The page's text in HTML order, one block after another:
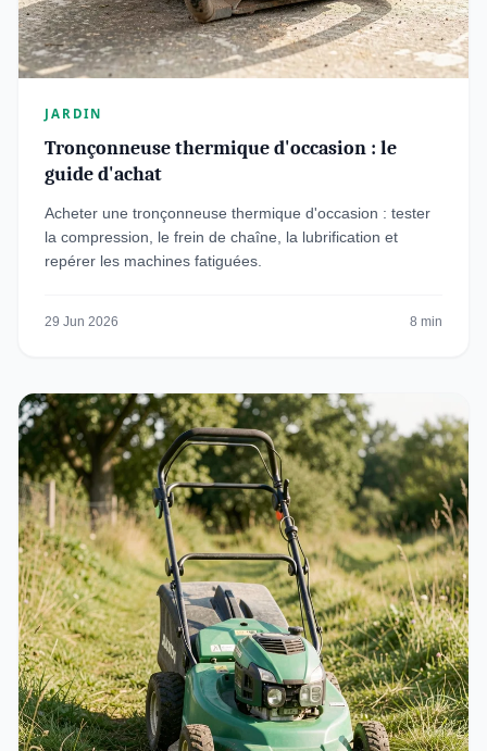
JARDIN
Tronçonneuse thermique d'occasion : le
guide d'achat
Acheter une tronçonneuse thermique d'occasion : tester
la compression, le frein de chaîne, la lubrification et
repérer les machines fatiguées.
29 Jun 2026 8 min